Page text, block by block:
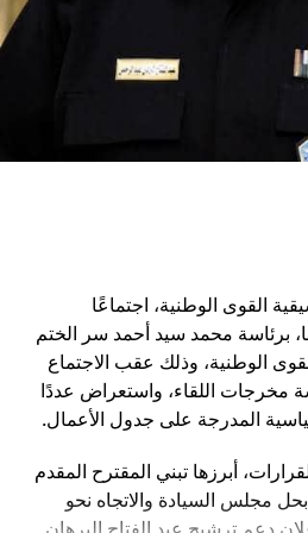
القوى الوطنية، اجتماعًا
برئاسة محمد سيد أحمد سر الختم
الوطنية، وذلك عقب الاجتماع
مخرجات اللقاء، واستعراض عددًا
المدرجة على جدول الأعمال.
أبرزها تبني المقترح المقدم
مجلس السيادة والاتجاه نحو